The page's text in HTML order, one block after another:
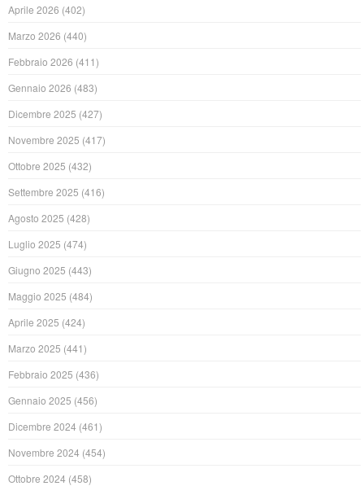
Aprile 2026 (402)
Marzo 2026 (440)
Febbraio 2026 (411)
Gennaio 2026 (483)
Dicembre 2025 (427)
Novembre 2025 (417)
Ottobre 2025 (432)
Settembre 2025 (416)
Agosto 2025 (428)
Luglio 2025 (474)
Giugno 2025 (443)
Maggio 2025 (484)
Aprile 2025 (424)
Marzo 2025 (441)
Febbraio 2025 (436)
Gennaio 2025 (456)
Dicembre 2024 (461)
Novembre 2024 (454)
Ottobre 2024 (458)